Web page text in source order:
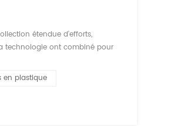
étendue d'efforts,
technologie ont combiné pour
en plastique